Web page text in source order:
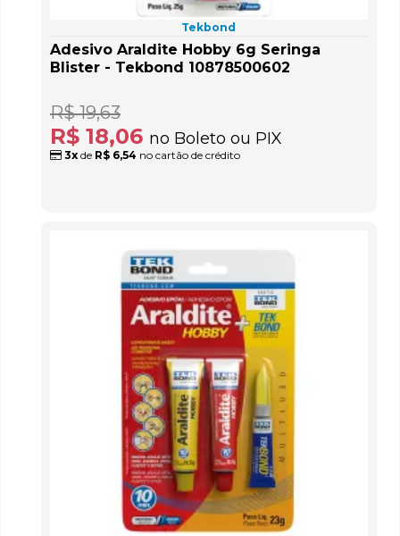
Tekbond
Adesivo Araldite Hobby 6g Seringa
Blister - Tekbond 10878500602
R$ 18,06 no Boleto ou PIX
R$ 19,63
3x de R$ 6,54 no cartão de crédito